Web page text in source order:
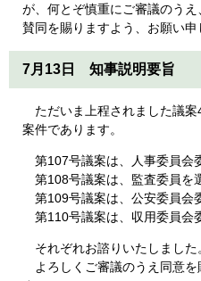
が、何とぞ慎重にご審議のう
賛同を賜りますよう、お願い申
7月13日 知事説明要旨
ただいま上程されました議案
案件であります。
第107号議案は、人事委員会
第108号議案は、監査委員を
第109号議案は、公安委員会
第110号議案は、収用委員会
それぞれお諮りいたしました
よろしくご審議のうえ同意を